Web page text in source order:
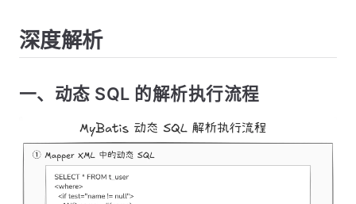
深度解析
一、动态 SQL 的解析执行流程